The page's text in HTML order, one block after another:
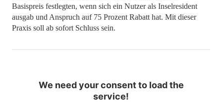
Basispreis festlegten, wenn sich ein Nutzer als Inselresident
ausgab und Anspruch auf 75 Prozent Rabatt hat. Mit dieser
Praxis soll ab sofort Schluss sein.
We need your consent to load the
service!